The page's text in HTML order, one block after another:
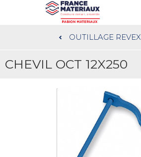
au
contenu
OUTILLAGE REVEX
CHEVIL OCT 12X250